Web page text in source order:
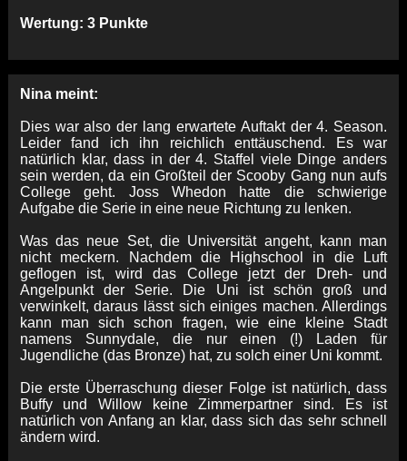
Wertung: 3 Punkte
Nina meint:
Dies war also der lang erwartete Auftakt der 4. Season.
Leider fand ich ihn reichlich enttäuschend. Es war
natürlich klar, dass in der 4. Staffel viele Dinge anders
sein werden, da ein Großteil der Scooby Gang nun aufs
College geht. Joss Whedon hatte die schwierige
Aufgabe die Serie in eine neue Richtung zu lenken.
Was das neue Set, die Universität angeht, kann man
nicht meckern. Nachdem die Highschool in die Luft
geflogen ist, wird das College jetzt der Dreh- und
Angelpunkt der Serie. Die Uni ist schön groß und
verwinkelt, daraus lässt sich einiges machen. Allerdings
kann man sich schon fragen, wie eine kleine Stadt
namens Sunnydale, die nur einen (!) Laden für
Jugendliche (das Bronze) hat, zu solch einer Uni kommt.
Die erste Überraschung dieser Folge ist natürlich, dass
Buffy und Willow keine Zimmerpartner sind. Es ist
natürlich von Anfang an klar, dass sich das sehr schnell
ändern wird.